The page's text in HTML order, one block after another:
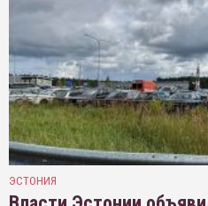
ЭСТОНИЯ